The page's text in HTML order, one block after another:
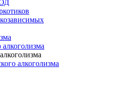
алкоголизма